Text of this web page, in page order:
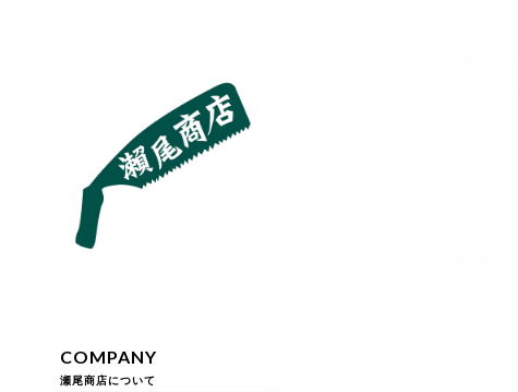
COMPANY
瀬尾商店について